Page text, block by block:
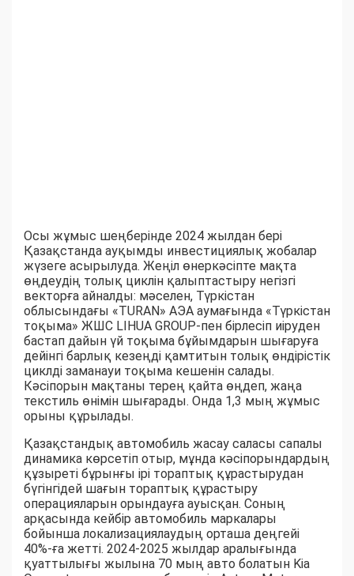
Осы жұмыс шеңберінде 2024 жылдан бері
Қазақстанда ауқымды инвестициялық жобалар
жүзеге асырылуда. Жеңіл өнеркәсіпте мақта
өңдеудің толық циклін қалыптастыру негізгі
векторға айналды: мәселен, Түркістан
облысындағы «TURAN» АЭА аумағында «Түркістан
тоқыма» ЖШС LIHUA GROUP-пен бірлесіп иіруден
бастап дайын үй тоқыма бұйымдарын шығаруға
дейінгі барлық кезеңді қамтитын толық өндірістік
циклді заманауи тоқыма кешенін салады.
Кәсіпорын мақтаны терең қайта өңдеп, жаңа
текстиль өнімін шығарады. Онда 1,3 мың жұмыс
орыны құрылады.
Қазақстандық автомобиль жасау саласы сапалы
динамика көрсетіп отыр, мұнда кәсіпорындардың
құзыреті бұрынғы ірі тораптық құрастырудан
бүгінгідей шағын тораптық құрастыру
операцияларын орындауға ауысқан. Соның
арқасында кейбір автомобиль маркалары
бойынша локализациялаудың орташа деңгейі
40%-ға жетті. 2024-2025 жылдар аралығында
қуаттылығы жылына 70 мың авто болатын Kia